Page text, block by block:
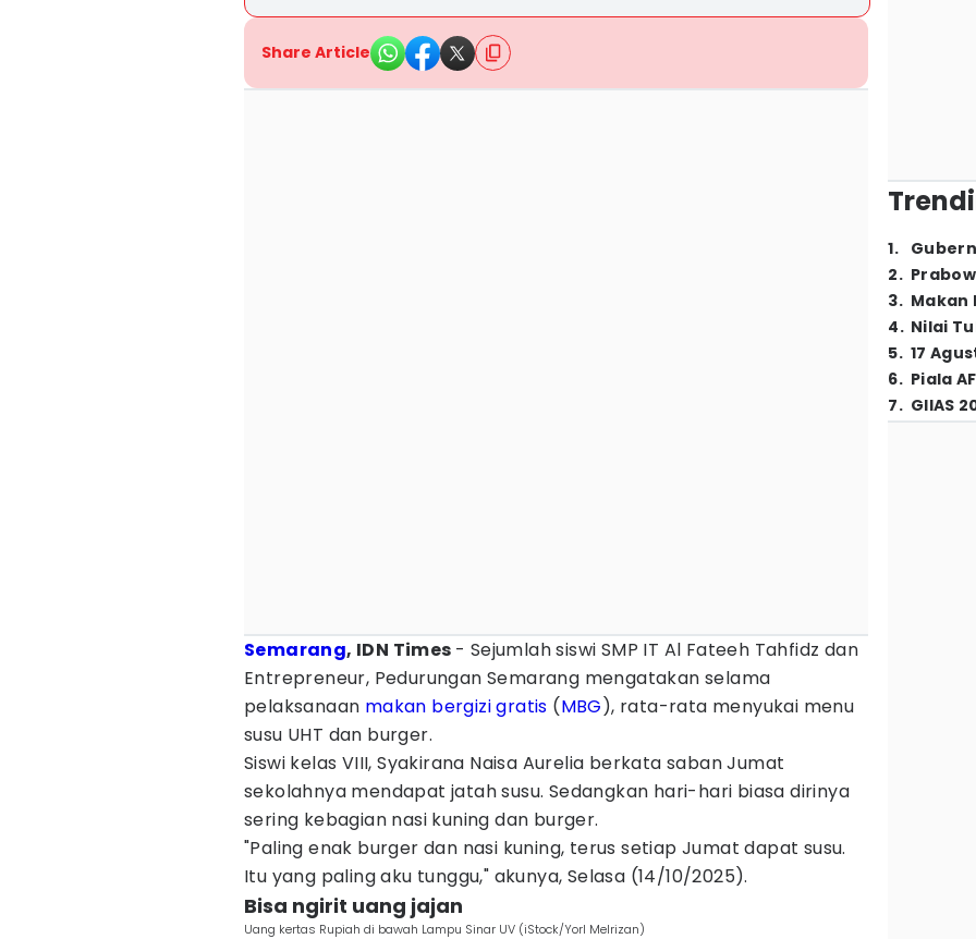
Share Article
Semarang, IDN Times - Sejumlah siswi SMP IT Al Fateeh Tahfidz dan
Entrepreneur, Pedurungan Semarang mengatakan selama
pelaksanaan makan bergizi gratis (MBG), rata-rata menyukai menu
susu UHT dan burger.
Siswi kelas VIII, Syakirana Naisa Aurelia berkata saban Jumat
sekolahnya mendapat jatah susu. Sedangkan hari-hari biasa dirinya
sering kebagian nasi kuning dan burger.
"Paling enak burger dan nasi kuning, terus setiap Jumat dapat susu.
Itu yang paling aku tunggu," akunya, Selasa (14/10/2025).
Bisa ngirit uang jajan
Uang kertas Rupiah di bawah Lampu Sinar UV (iStock/Yorl Melrizan)
1.
2.
3. Makan
4. Nilai
5. 17
6. Piala
7. GIIAS